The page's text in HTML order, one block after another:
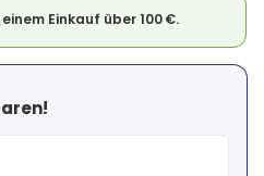
Einkauf über 100 €.